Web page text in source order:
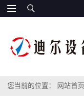
您当前的位置： 网站首页